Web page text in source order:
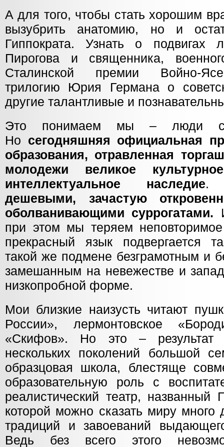
А для того, чтобы стать хорошим
вызубрить анатомию, но и
Гиппократа. Узнать о подвигах
Пирогова и священника,
Сталинской премии Войно-
трилогию Юрия Германа о
другие талантливые и
Это понимаем мы – люди
Но сегодняшняя официальная
образования, отравленная
молодежи великое
интеллектуальное наследие
дешевыми, зачастую
оболванивающими суррогатами.
при этом мы теряем
прекрасный язык подвергается
такой же подмене безграмотным и
замешанным на невежестве и
низкопробной форме.
Мои близкие наизусть читают
России», лермонтовское
«Скифов». Но это – результат
нескольких поколений большой
образцовая школа, блестяще
образовательную роль с
реалистический театр, названный
которой можно сказать миру много
традиций и завоеваний
Ведь без всего этого